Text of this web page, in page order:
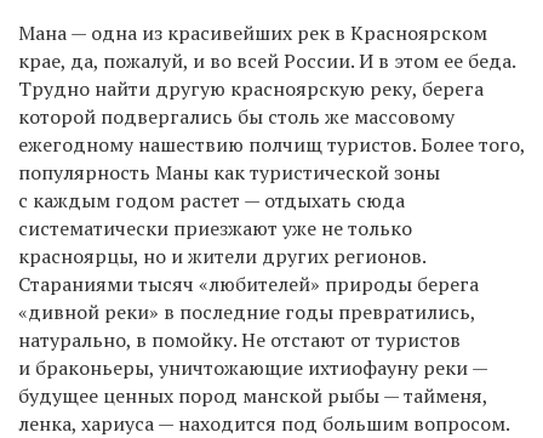
Мана — одна из красивейших рек в Красноярском
крае, да, пожалуй, и во всей России. И в этом ее беда.
Трудно найти другую красноярскую реку, берега
которой подвергались бы столь же массовому
ежегодному нашествию полчищ туристов. Более того,
популярность Маны как туристической зоны
с каждым годом растет — отдыхать сюда
систематически приезжают уже не только
красноярцы, но и жители других регионов.
Стараниями тысяч «любителей» природы берега
«дивной реки» в последние годы превратились,
натурально, в помойку. Не отстают от туристов
и браконьеры, уничтожающие ихтиофауну реки —
будущее ценных пород манской рыбы — тайменя,
ленка, хариуса — находится под большим вопросом.